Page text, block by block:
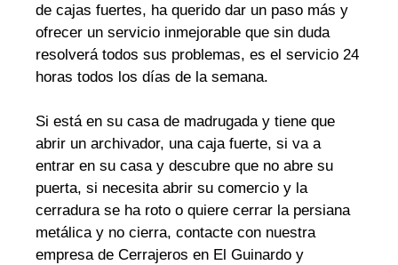
de cajas fuertes, ha querido dar un paso más y
ofrecer un servicio inmejorable que sin duda
resolverá todos sus problemas, es el servicio 24
horas todos los días de la semana.
Si está en su casa de madrugada y tiene que
abrir un archivador, una caja fuerte, si va a
entrar en su casa y descubre que no abre su
puerta, si necesita abrir su comercio y la
cerradura se ha roto o quiere cerrar la persiana
metálica y no cierra, contacte con nuestra
empresa de Cerrajeros en El Guinardo y